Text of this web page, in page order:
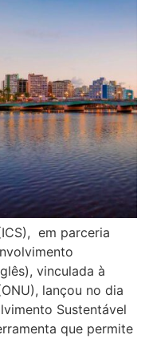
em parceria
vinculada à
lançou no dia
Sustentável
que permite